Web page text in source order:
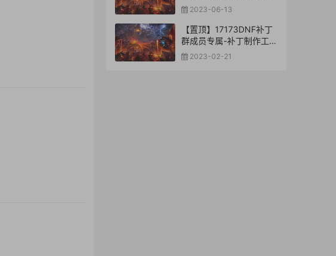
人/神器/深渊骑士-等等
2023-06-13
【置顶】17173DNF补丁
群成员专属-补丁制作工具
库【合集下载】
2023-02-21